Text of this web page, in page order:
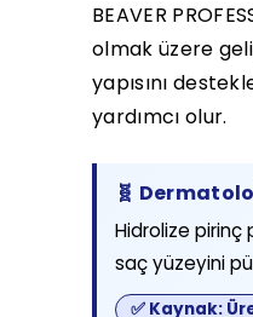
BEAVER
olmak üzere
yapısını
yardımcı olur.
🧬
Hidrolize pirinç
saç yüzeyini
✅ Kaynak: